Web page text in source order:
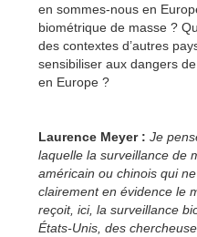
en sommes-nous en
biométrique de masse ?
des contextes d’autres
sensibiliser aux dangers
en Europe ?
Laurence Meyer : Je
laquelle la surveillance de
américain ou chinois qui
clairement en évidence le
reçoit, ici, la surveillance
États-Unis, des